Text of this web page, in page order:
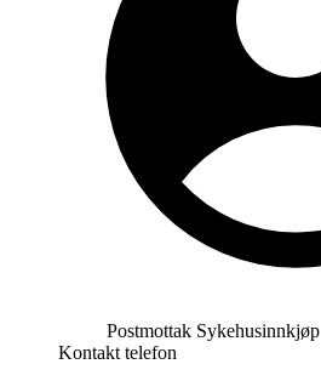
Postmottak Sykehusinnkjøp
Kontakt telefon